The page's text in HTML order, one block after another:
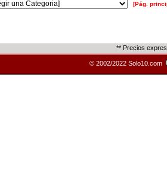
[Pág.
** Precios
© 2002/2022 Solo10.com